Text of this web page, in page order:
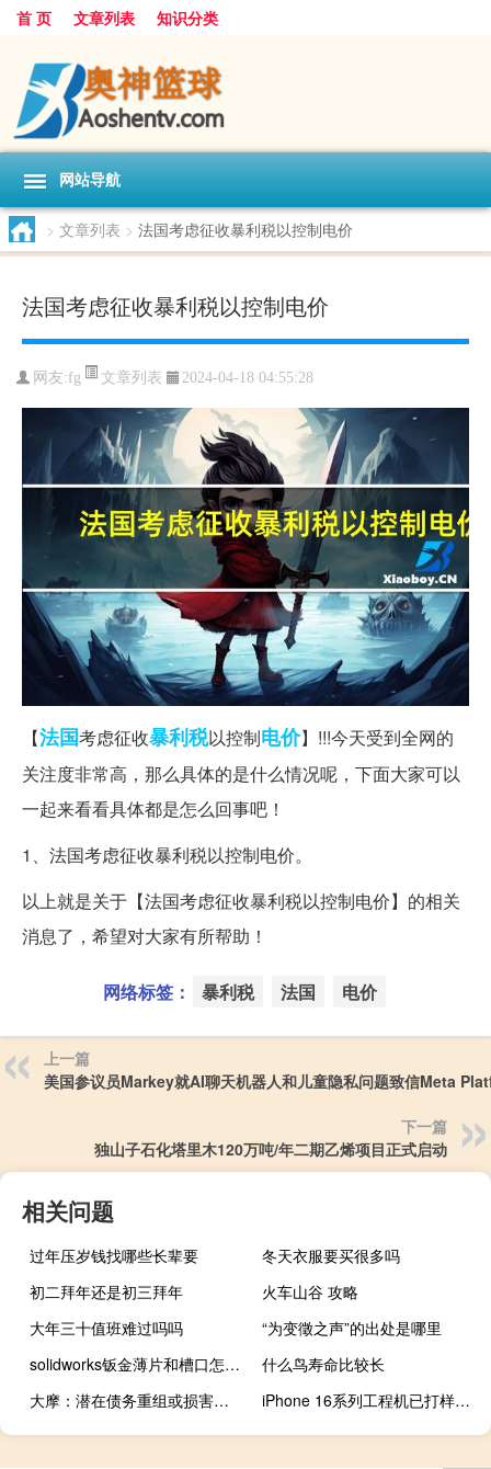
首 页 文章列表 知识分类
网站导航
> 文章列表 > 法国考虑征收暴利税以控制电价
法国考虑征收暴利税以控制电价
网友:fg 文章列表 2024-04-18 04:55:28
【法国考虑征收暴利税以控制电价】!!!今天受到全网的
关注度非常高，那么具体的是什么情况呢，下面大家可以
一起来看看具体都是怎么回事吧！
1、法国考虑征收暴利税以控制电价。
以上就是关于【法国考虑征收暴利税以控制电价】的相关
消息了，希望对大家有所帮助！
网络标签： 暴利税 法国 电价
上一篇
美国参议员Markey就AI聊天机器人和儿童隐私问题致信Meta
下一篇
独山子石化塔里木120万吨/年二期乙烯项目正式启动
相关问题
过年压岁钱找哪些长辈要
冬天衣服要买很多吗
初二拜年还是初三拜年
火车山谷 攻略
大年三十值班难过吗吗
“为变徵之声”的出处是哪里
solidworks钣金薄片和槽口怎么用
什么鸟寿命比较长
大摩：潜在债务重组或损害碧桂园物业销售和品牌
iPhone 16系列工程机已打样：全系标配高刷 Pro升级四摄